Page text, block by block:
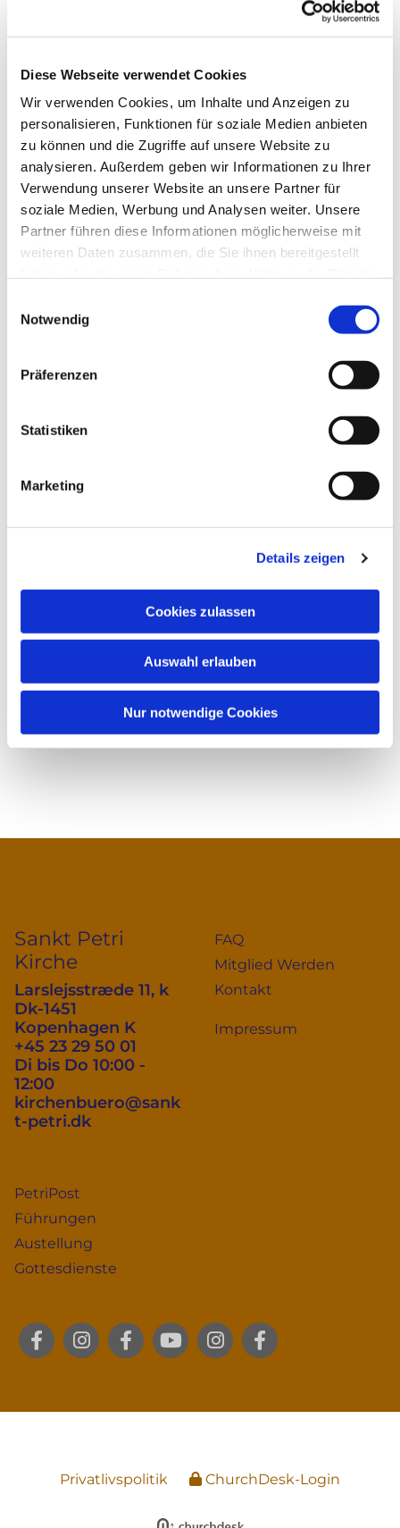
Diese Webseite verwendet Cookies
Wir verwenden Cookies, um Inhalte und Anzeigen zu
personalisieren, Funktionen für soziale Medien anbieten
zu können und die Zugriffe auf unsere Website zu
analysieren. Außerdem geben wir Informationen zu Ihrer
Verwendung unserer Website an unsere Partner für
soziale Medien, Werbung und Analysen weiter. Unsere
Partner führen diese Informationen möglicherweise mit
weiteren Daten zusammen, die Sie ihnen bereitgestellt
Notwendig
Präferenzen
Statistiken
Marketing
Details zeigen
Cookies zulassen
Auswahl erlauben
Nur notwendige Cookies
Dies könnte Sie auch
Sankt Petri
Kirche
Larslejsstræde 11, k
Dk-1451
Kopenhagen K
+45 23 29 50 01
Di bis Do 10:00 -
12:00
kirchenbuero@sank
t-petri.dk
FAQ
Mitglied Werden
Kontakt
Impressum
PetriPost
Führungen
Austellung
Gottesdienste
Privatlivspolitik ChurchDesk-Login